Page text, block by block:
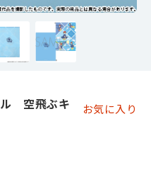
空飛ぶキ
お気に入り